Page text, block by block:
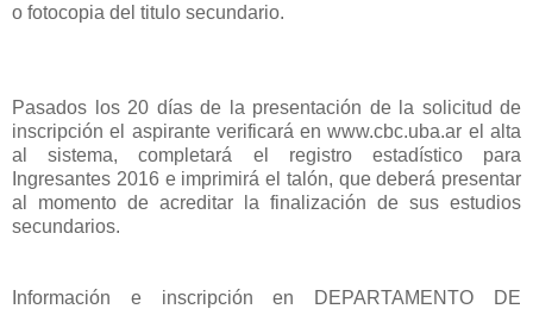
o fotocopia del titulo secundario.
Pasados los 20 días de la presentación de la solicitud de
inscripción el aspirante verificará en www.cbc.uba.ar el alta
al sistema, completará el registro estadístico para
Ingresantes 2016 e imprimirá el talón, que deberá presentar
al momento de acreditar la finalización de sus estudios
secundarios.
Información e inscripción en DEPARTAMENTO DE